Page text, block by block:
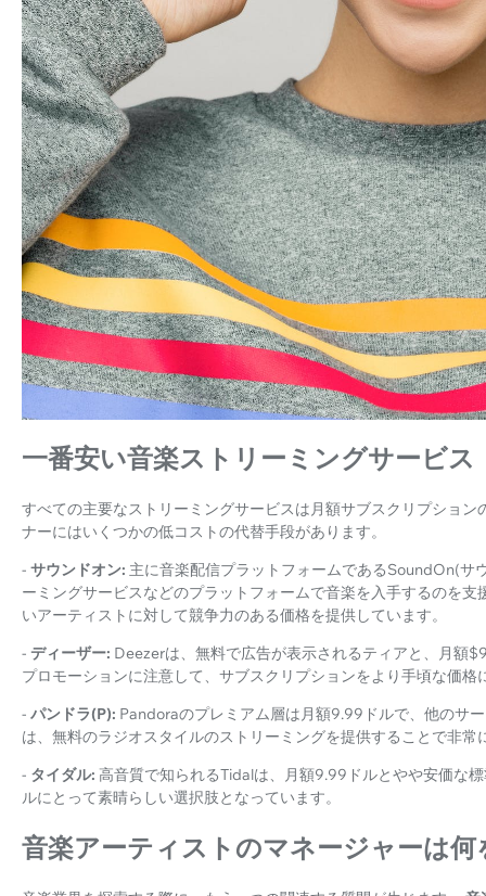
一番安い音楽ストリーミングサービス
すべての主要なストリーミングサービスは月額サブスクリプショ
ナーにはいくつかの低コストの代替手段があります。
- サウンドオン: 主に音楽配信プラットフォームであるSoundOn(サ
ーミングサービスなどのプラットフォームで音楽を入手するのを
いアーティストに対して競争力のある価格を提供しています。
- ディーザー: Deezerは、無料で広告が表示されるティアと、月額
プロモーションに注意して、サブスクリプションをより手頃な価格
- パンドラ(P): Pandoraのプレミアム層は月額9.99ドルで、他のサ
は、無料のラジオスタイルのストリーミングを提供することで非常
- タイダル: 高音質で知られるTidalは、月額9.99ドルとやや安価な
ルにとって素晴らしい選択肢となっています。
音楽アーティストのマネージャーは